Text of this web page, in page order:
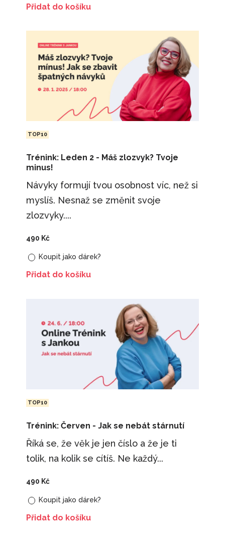
Přidat do košíku
TOP10
Trénink: Leden 2 - Máš zlozvyk? Tvoje
minus!
Návyky formují tvou osobnost víc, než si
myslíš. Nesnaž se změnit svoje
zlozvyky....
490 Kč
Koupit jako dárek?
Přidat do košíku
TOP10
Trénink: Červen - Jak se nebát stárnutí
Říká se, že věk je jen číslo a že je ti
tolik, na kolik se cítíš. Ne každý...
490 Kč
Koupit jako dárek?
Přidat do košíku